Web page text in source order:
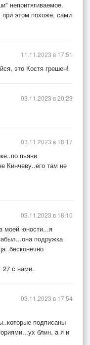
непритягиваемое.
при этом похоже, сами
это Костя грешен!
11.11.2023 в 17:51
03.11.2023 в 20:23
пьяни
Кинчеву..его там не
03.11.2023 в 18:17
моей юности...я
подружка
27 с нами.
03.11.2023 в 18:10
подписаны
блин, а я и
03.11.2023 в 17:54